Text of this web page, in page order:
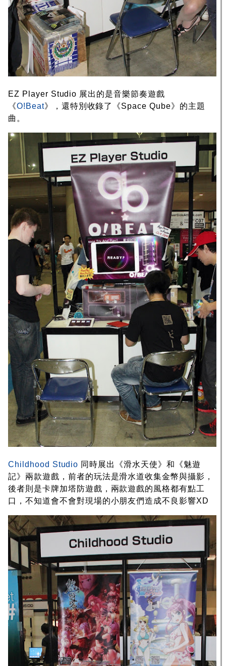
EZ Player Studio 展出的是音樂節奏遊戲
《O!Beat》，還特別收錄了《Space Qube》的主題
曲。
Childhood Studio 同時展出《滑水天使》和《魅遊
記》兩款遊戲，前者的玩法是滑水道收集金幣與攝影，
後者則是卡牌加塔防遊戲，兩款遊戲的風格都有點工
口，不知道會不會對現場的小朋友們造成不良影響XD